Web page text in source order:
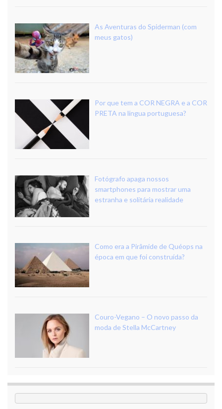
As Aventuras do Spiderman (com
meus gatos)
Por que tem a COR NEGRA e a COR
PRETA na língua portuguesa?
Fotógrafo apaga nossos
smartphones para mostrar uma
estranha e solitária realidade
Como era a Pirâmide de Quéops na
época em que foi construída?
Couro-Vegano – O novo passo da
moda de Stella McCartney